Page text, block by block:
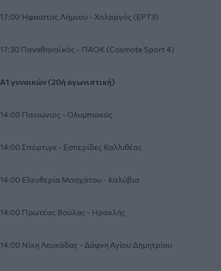
17:00 Ήφαιστος Λήμνου - Χολαργός (ΕΡΤ3)
17:30 Παναθηναϊκός - ΠΑΟΚ (Cosmote Sport 4)
Α1 γυναικών (20ή αγωνιστική)
14:00 Πανιώνιος - Ολυμπιακός
14:00 Σπόρτιγκ - Εσπερίδες Καλλιθέας
14:00 Ελευθερία Μοσχάτου - Καλύβια
14:00 Πρωτέας Βούλας - Ηρακλής
14:00 Νίκη Λευκάδας - Δάφνη Αγίου Δημητρίου